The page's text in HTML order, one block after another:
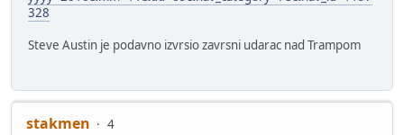
328
Steve Austin je podavno izvrsio zavrsni udarac nad Trampom
stakmen
4